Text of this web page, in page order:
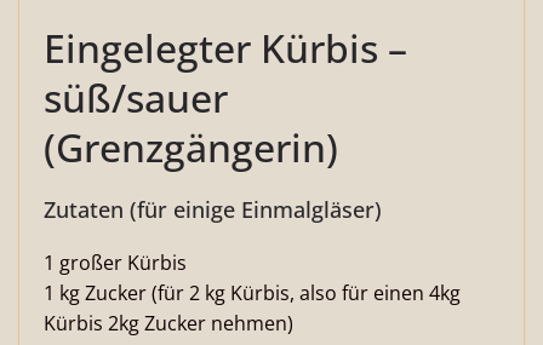
Eingelegter Kürbis –
süß/sauer
(Grenzgängerin)
Zutaten (für einige Einmalgläser)
1 großer Kürbis
1 kg Zucker (für 2 kg Kürbis, also für einen 4kg
Kürbis 2kg Zucker nehmen)